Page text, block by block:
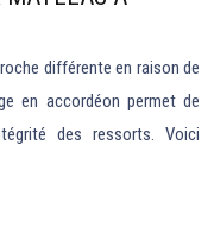
différente en raison de
en accordéon permet de
des ressorts. Voici